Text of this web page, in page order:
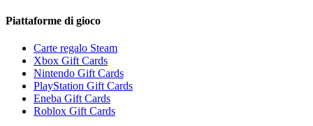
Piattaforme di gioco
Carte regalo Steam
Xbox Gift Cards
Nintendo Gift Cards
PlayStation Gift Cards
Eneba Gift Cards
Roblox Gift Cards